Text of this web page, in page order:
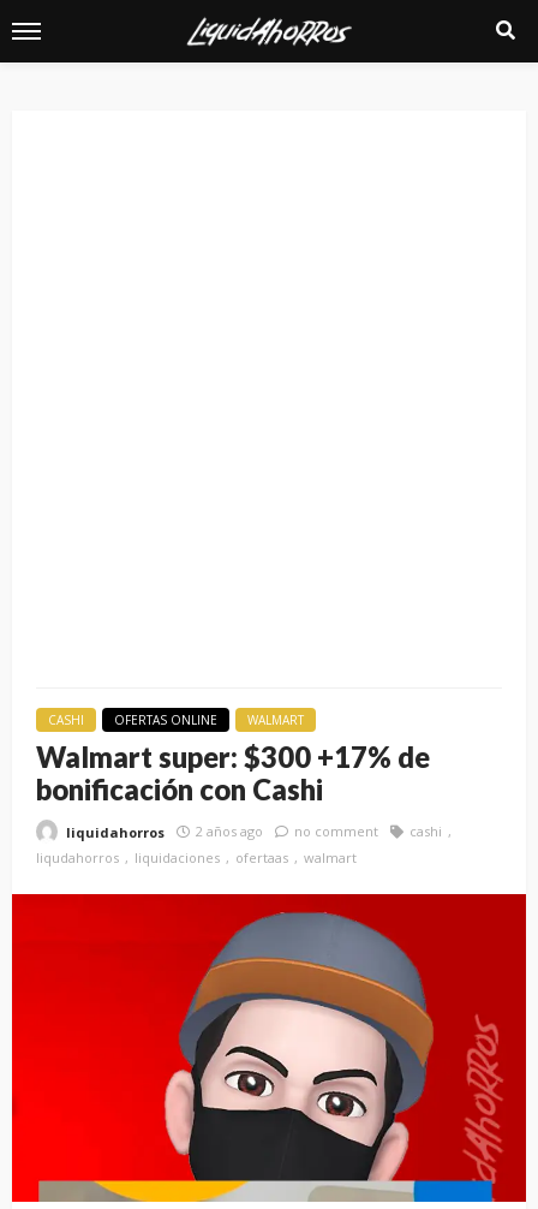
CASHI OFERTAS ONLINE WALMART
Walmart super: $300 +17% de
bonificación con Cashi
liquidahorros 2 años ago no comment
cashi
liqudahorros
liquidaciones ofertaas walmart